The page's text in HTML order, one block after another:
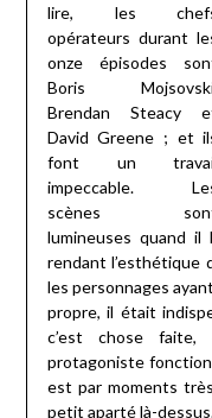
lire, les
opérateurs durant
onze épisodes
Boris
Brendan Steacy
David Greene ; et
font un
impeccable.
scènes
lumineuses quand
rendant l’esthétique
les personnages
propre, il était
c’est chose
protagoniste
est par moments
petit aparté là-